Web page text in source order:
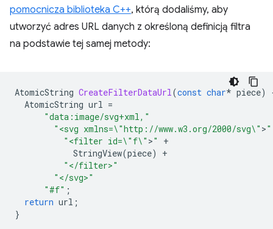
pomocnicza biblioteka C++, którą dodaliśmy, aby
utworzyć adres URL danych z określoną definicją filtra
na podstawie tej samej metody:
AtomicString CreateFilterDataUrl(const char* piece)
AtomicString url =
"data:image/svg+xml,"
"<svg xmlns=\"http://www.w3.org/2000/svg\" >"
"<filter id=\" f\" >"
+
StringView(piece)
+
"</filter>"
"</svg>"
"#f" ;
return url ;
}